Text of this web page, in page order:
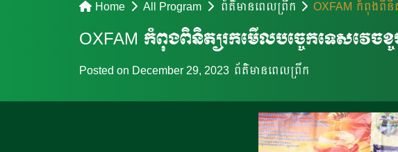
Home All Program ព័ត៌មានពេលព្រឹក OXFAM កំពុងពិនិ
OXFAM កំពុងពិនិត្យរកមើលបច្ចេកទេសវេ
Posted on December 29, 2023 ព័ត៌មានពេលព្រឹក